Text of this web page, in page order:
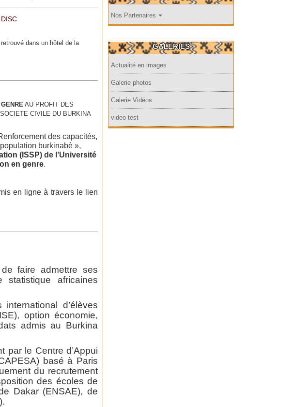
dans un hôtel de la
AU PROFIT DES
CIVILE DU BURKINA
des capacités,
burkinabè »,
(ISSP) de l’Université
en genre.
en ligne à travers le lien
faire admettre ses
africaines
d’élèves
option économie,
admis au Burkina
par le Centre d’Appui
basé à Paris
du recrutement
des écoles de
Dakar (ENSAE), de
Nos Partenaires
GALERIES
Actualité en images
Galerie photos
Galerie Vidéos
video test